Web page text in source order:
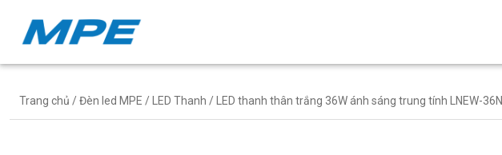
Trang chủ /Đèn led MPE / LED Thanh / LED thanh thân trắng 36W ánh sáng trung tính LNEW-36N